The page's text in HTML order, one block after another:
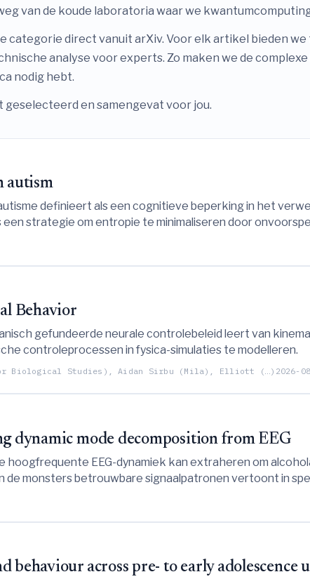
van de koude laboratoria waar we
direct vanuit arXiv. Voor elk artikel bieden we
analyse voor experts. Zo maken we de
nodig hebt.
en samengevat voor jou.
autism
definieert als een cognitieve beperking in het
strategie om entropie te minimaliseren door
richtlijnen voor therapieën en robotische
Behavior
gefundeerde neurale controlebeleid leert van
controleprocessen in fysica-simulaties te modelleren.
Biological Studies), Aidan Sirbu (Mila), Elliott (…) 2026-
dynamic mode decomposition from EEG
EEG-dynamiek kan extraheren om
monsters betrouwbare signaalpatronen vertoont in
across pre- to early adolescence